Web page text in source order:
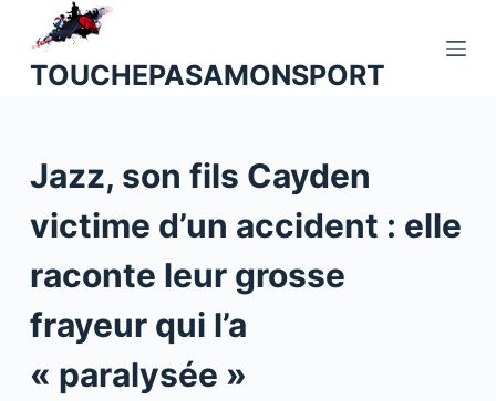
u
o
n
TOUCHEPASAMONSPORT
Jazz, son fils Cayden
victime d’un accident : elle
raconte leur grosse
frayeur qui l’a
« paralysée »